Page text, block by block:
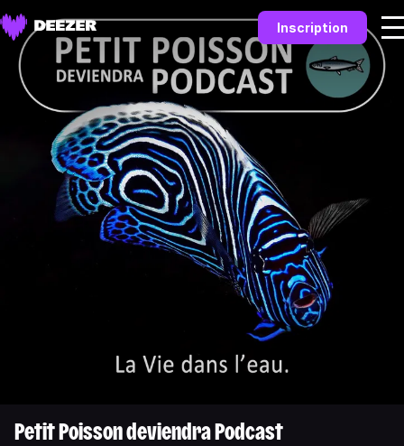
Inscription
Petit Poisson deviendra Podcast